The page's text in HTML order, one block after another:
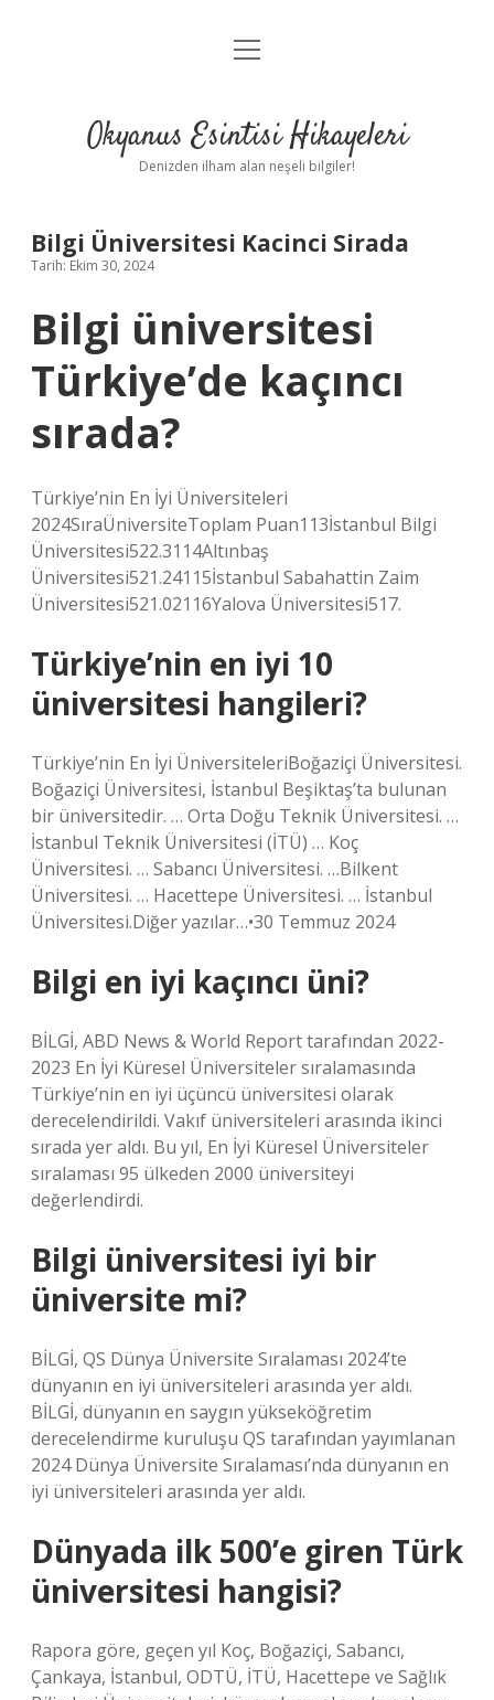
Anasayfa
Yasal Uyarı
menüyü
Okyanus Esintisi Hikayeleri
Denizden ilham alan neşeli bilgiler!
Bilgi Üniversitesi Kacinci Sirada
Tarih: Ekim 30, 2024
Bilgi üniversitesi
Türkiye’de kaçıncı
sırada?
Türkiye’nin En İyi Üniversiteleri
2024SıraÜniversiteToplam Puan113İstanbul Bilgi
Üniversitesi522.3114Altınbaş
Üniversitesi521.24115İstanbul Sabahattin Zaim
Üniversitesi521.02116Yalova Üniversitesi517.
Türkiye’nin en iyi 10
üniversitesi hangileri?
Türkiye’nin En İyi ÜniversiteleriBoğaziçi Üniversitesi.
Boğaziçi Üniversitesi, İstanbul Beşiktaş’ta bulunan
bir üniversitedir. … Orta Doğu Teknik Üniversitesi. …
İstanbul Teknik Üniversitesi (İTÜ) … Koç
Üniversitesi. … Sabancı Üniversitesi. …Bilkent
Üniversitesi. … Hacettepe Üniversitesi. … İstanbul
Üniversitesi.Diğer yazılar…•30 Temmuz 2024
Bilgi en iyi kaçıncı üni?
BİLGİ, ABD News & World Report tarafından 2022-
2023 En İyi Küresel Üniversiteler sıralamasında
Türkiye’nin en iyi üçüncü üniversitesi olarak
derecelendirildi. Vakıf üniversiteleri arasında ikinci
sırada yer aldı. Bu yıl, En İyi Küresel Üniversiteler
sıralaması 95 ülkeden 2000 üniversiteyi
değerlendirdi.
Bilgi üniversitesi iyi bir
üniversite mi?
BİLGİ, QS Dünya Üniversite Sıralaması 2024’te
dünyanın en iyi üniversiteleri arasında yer aldı.
BİLGİ, dünyanın en saygın yükseköğretim
derecelendirme kuruluşu QS tarafından yayımlanan
2024 Dünya Üniversite Sıralaması’nda dünyanın en
iyi üniversiteleri arasında yer aldı.
Dünyada ilk 500’e giren Türk
üniversitesi hangisi?
Rapora göre, geçen yıl Koç, Boğaziçi, Sabancı,
Çankaya, İstanbul, ODTÜ, İTÜ, Hacettepe ve Sağlık